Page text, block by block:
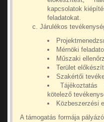
kapcsolatok
feladatokat.
Járulékos
Mérnöki
Műszaki
Terület
Szakértői
Tájékoztatás
kötelező
Közbeszerzési
A támogatás formája